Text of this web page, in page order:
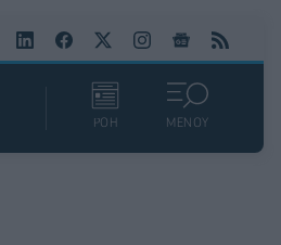
ΡΟΗ ΜΕΝΟΥ